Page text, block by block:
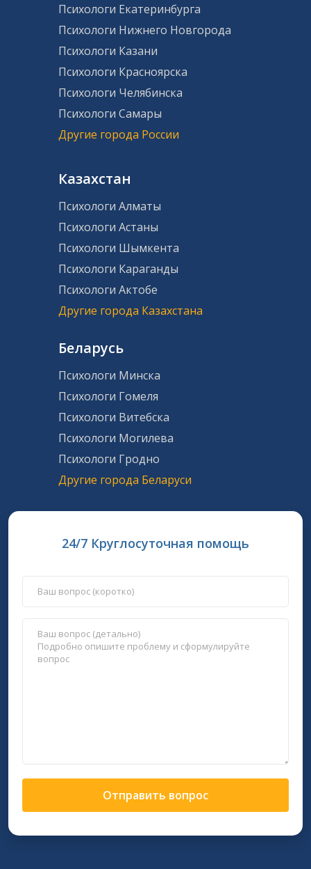
Психологи Екатеринбурга
Психологи Нижнего Новгорода
Психологи Казани
Психологи Красноярска
Психологи Челябинска
Психологи Самары
Другие города России
Казахстан
Психологи Алматы
Психологи Астаны
Психологи Шымкента
Психологи Караганды
Психологи Актобе
Другие города Казахстана
Беларусь
Психологи Минска
Психологи Гомеля
Психологи Витебска
Психологи Могилева
Психологи Гродно
Другие города Беларуси
24/7 Круглосуточная помощь
Отправить вопрос